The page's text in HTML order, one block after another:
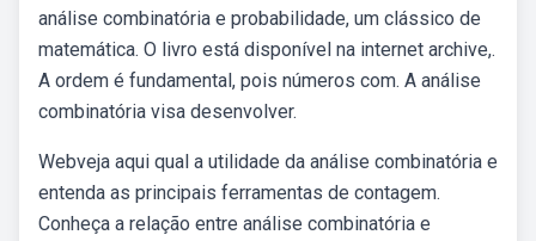
análise combinatória e probabilidade, um clássico de
matemática. O livro está disponível na internet archive,.
A ordem é fundamental, pois números com. A análise
combinatória visa desenvolver.
Webveja aqui qual a utilidade da análise combinatória e
entenda as principais ferramentas de contagem.
Conheça a relação entre análise combinatória e